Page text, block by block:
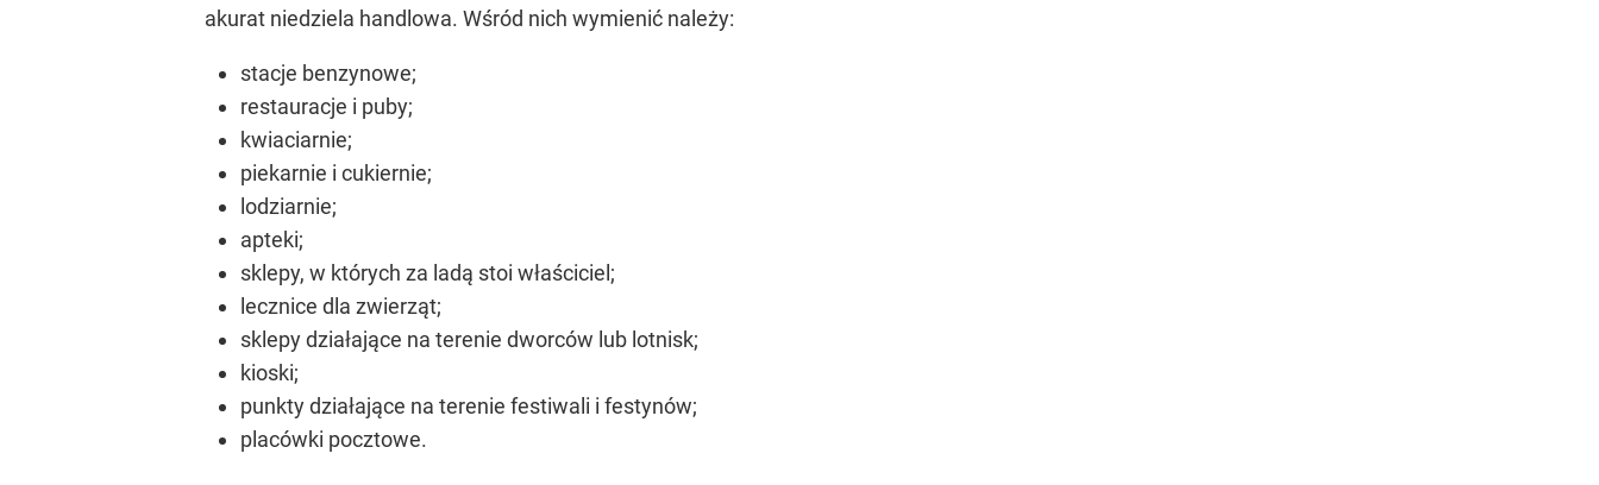
akurat niedziela handlowa. Wśród nich wymienić należy:
stacje benzynowe;
restauracje i puby;
kwiaciarnie;
piekarnie i cukiernie;
lodziarnie;
apteki;
sklepy, w których za ladą stoi właściciel;
lecznice dla zwierząt;
sklepy działające na terenie dworców lub lotnisk;
kioski;
punkty działające na terenie festiwali i festynów;
placówki pocztowe.